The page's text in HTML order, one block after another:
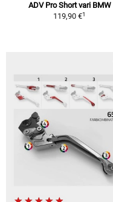
ADV Pro Short vari BMW
119,90 €1